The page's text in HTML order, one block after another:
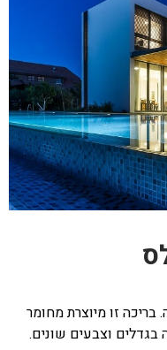
זו מיוצרת מחומר
בגדלים וצבעים שונים.